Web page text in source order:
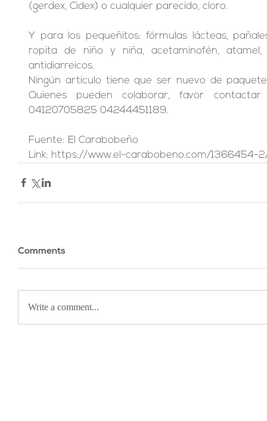
(gerdex, Cidex) o cualquier parecido, cloro.
Y para los pequeñitos: fórmulas lácteas,
ropita de niño y niña, acetaminofén, atamel,
antidiarreicos.
Ningún articulo tiene que ser nuevo de
Quienes pueden colaborar, favor
04120705825 04244451189.
Fuente: El Carabobeño
Link: https://www.el-carabobeno.com/1366454-
Comments
Write a comment...